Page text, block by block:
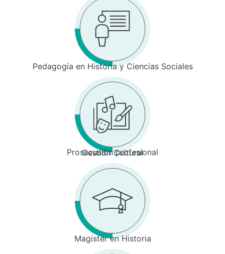
Pedagogía en Historia y Ciencias Sociales
Prosecusión profesional
Gestión Cultural
Magíster en Historia